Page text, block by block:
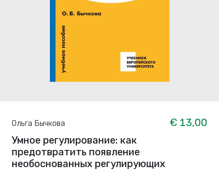
Ольга Бычкова
€ 13,00
Умное регулирование: как
предотвратить появление
необоснованных регулирующих